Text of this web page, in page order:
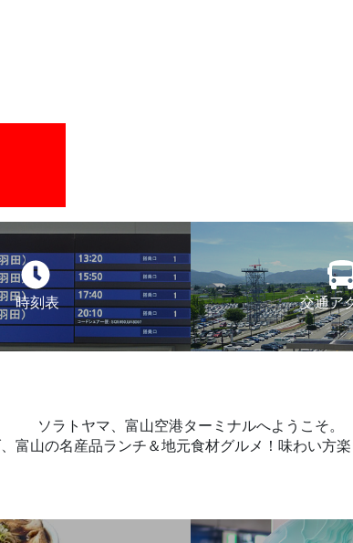
時刻表 交通ア
ソラトヤマ、富山空港ターミナルへようこそ。
富山の名産品ランチ＆地元食材グルメ！味わい方楽